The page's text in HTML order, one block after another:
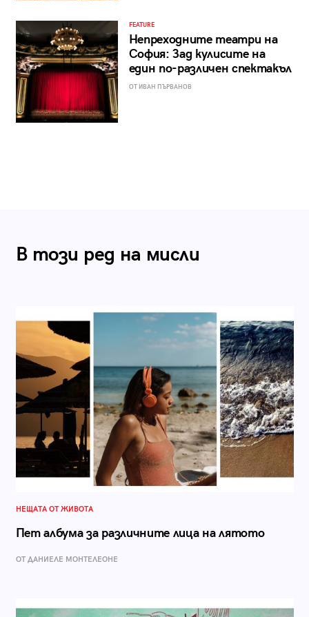
FEATURE
Непреходните театри на
София: Зад кулисите на
един по-различен спектакъл
ОТ ИВАН ПЪРВАНОВ
В този ред на мисли
НЕЩАТА ОТ ЖИВОТА
Пет албума за различните лица на лятото
ОТ ДАНИЕЛЕ МОНТЕЛЕОНЕ